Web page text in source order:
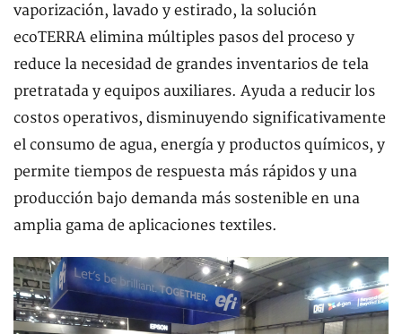
vaporización, lavado y estirado, la solución
ecoTERRA elimina múltiples pasos del proceso y
reduce la necesidad de grandes inventarios de tela
pretratada y equipos auxiliares. Ayuda a reducir los
costos operativos, disminuyendo significativamente
el consumo de agua, energía y productos químicos, y
permite tiempos de respuesta más rápidos y una
producción bajo demanda más sostenible en una
amplia gama de aplicaciones textiles.